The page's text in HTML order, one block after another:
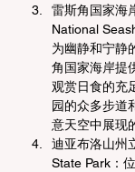
雷斯角国家海
National
为幽静和宁静
角国家海岸提
观赏日食的充
园的众多步道
意天空中展现
迪亚布洛山州
State Park：